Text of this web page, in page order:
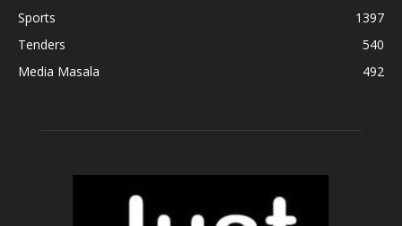
Sports
1397
Tenders
540
Media Masala
492